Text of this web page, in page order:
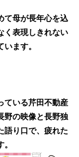
て母が長年心を込
く表現しきれない
ます。
ている芹田不動産
野の映像と長野独
語り口で、疲れた